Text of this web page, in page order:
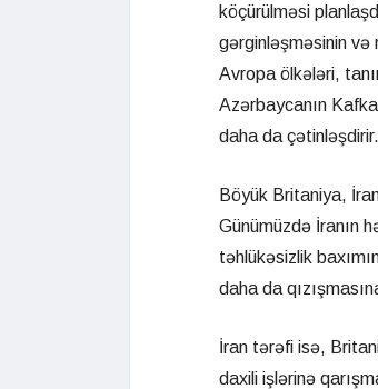
köçürülməsi
gərginləşməsinin və
Avropa ölkələri,
Azərbaycanın
daha da çətinləşdirir.
Böyük Britaniya,
Günümüzdə İranın
təhlükəsizlik
daha da
İran tərəfi isə,
daxili işlərinə